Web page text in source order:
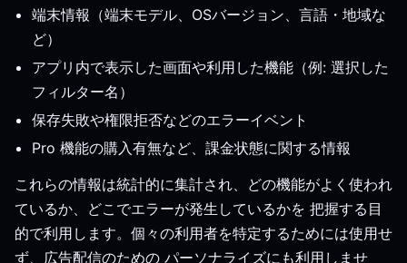
端末情報（端末モデル、OSバージョン、言語・地域な
ど）
アプリ内で表示した画面や利用した機能（例: 選択した
フィルター名）
保存失敗や権限拒否などのエラーイベント
Pro 機能の購入有無など、課金状態に関する情報
これらの情報は統計的に集計され、どの機能がよく使われ
ているか、どこでエラーが発生しているかを 把握する目
的で利用します。個々の利用者を特定するためには使用せ
ず、広告配信のための パーソナライズにも利用しませ